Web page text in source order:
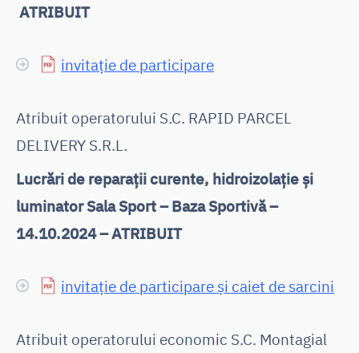
ATRIBUIT
invitație de participare
Atribuit operatorului S.C. RAPID PARCEL
DELIVERY S.R.L.
Lucrări de reparații curente, hidroizolație și
luminator Sala Sport – Baza Sportivă –
14.10.2024 – ATRIBUIT
invitație de participare și caiet de sarcini
Atribuit operatorului economic S.C. Montagial